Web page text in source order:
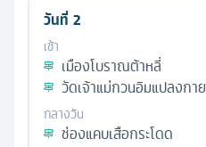
วันที่ 2
เช้า
เมืองโบราณต้าหลี่
วัดเจ้าแม่กวนอิมแปลงกาย
กลางวัน
ช่องแคบเสือกระโดด